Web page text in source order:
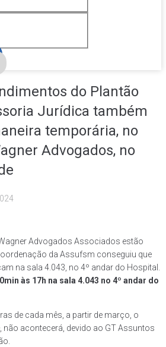
do Plantão
Jurídica também
temporária, no
Advogados, no
Advogados Associados estão
da Assufsm conseguiu que
na sala 4.043, no 4º andar do Hospital.
às 17h na sala 4.043 no 4º andar do
de cada mês, a partir de março, o
não acontecerá, devido ao GT Assuntos